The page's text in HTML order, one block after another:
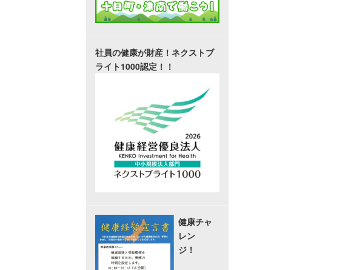
社員の健康が財産！ネクストブ
ライト1000認定！！
健康チャ
レン
ジ！